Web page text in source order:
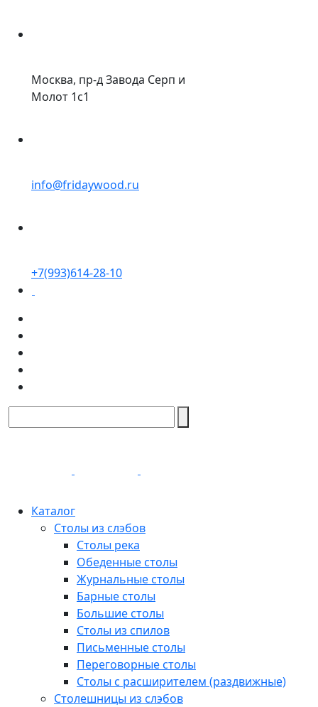
Москва, пр-д Завода Серп и
Молот 1с1
info@fridaywood.ru
+7(993)614-28-10
Каталог
Столы из слэбов
Столы река
Обеденные столы
Журнальные столы
Барные столы
Большие столы
Столы из спилов
Письменные столы
Переговорные столы
Столы с расширителем (раздвижные)
Столешницы из слэбов